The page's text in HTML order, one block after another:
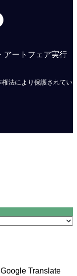
アートフェア実行
法により保護されてい
Translate